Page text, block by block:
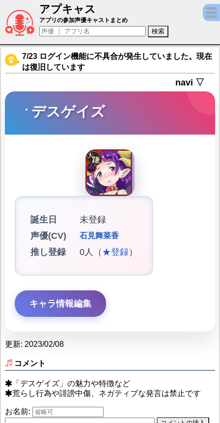
アプキャス
デスゲイズ（声優：石見舞菜香)【ブレイブ
アプリの参加声優キャストまとめ
7/23 ログイン機能に不具合が発生していました。現在
は復旧しています
navi ▽
デスゲイズ
誕生日
未登録
声優(CV)
石見舞菜香
推し登録 0人（ ★登録）
キャラ情報編集
更新: 2023/02/08
コメント
「デスゲイズ」の魅力や特徴など
荒らし行為や誹謗中傷、ネガティブな発言は禁止です
お名前: